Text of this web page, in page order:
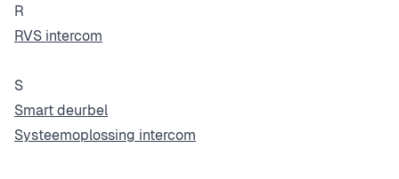
R
RVS intercom
S
Smart deurbel
Systeemoplossing intercom